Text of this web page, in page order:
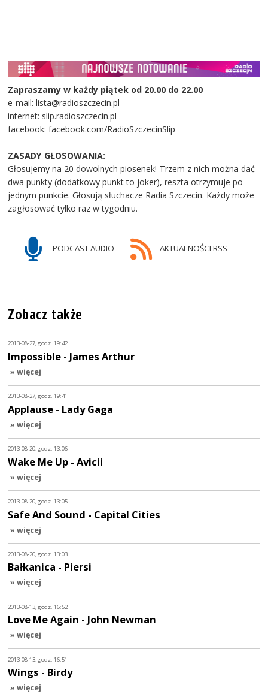
Zapraszamy w każdy piątek od 20.00 do 22.00
e-mail: lista@radioszczecin.pl
internet: slip.radioszczecin.pl
facebook: facebook.com/RadioSzczecinSlip
ZASADY GŁOSOWANIA:
Głosujemy na 20 dowolnych piosenek! Trzem z nich można dać
dwa punkty (dodatkowy punkt to joker), reszta otrzymuje po
jednym punkcie. Głosują słuchacze Radia Szczecin. Każdy może
zagłosować tylko raz w tygodniu.
PODCAST AUDIO AKTUALNOŚCI RSS
Zobacz także
2013-08-27, godz. 19:42
Impossible - James Arthur
» więcej
2013-08-27, godz. 19:41
Applause - Lady Gaga
» więcej
2013-08-20, godz. 13:06
Wake Me Up - Avicii
» więcej
2013-08-20, godz. 13:05
Safe And Sound - Capital Cities
» więcej
2013-08-20, godz. 13:03
Bałkanica - Piersi
» więcej
2013-08-13, godz. 16:52
Love Me Again - John Newman
» więcej
2013-08-13, godz. 16:51
Wings - Birdy
» więcej